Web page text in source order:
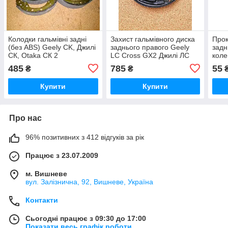
Колодки гальмівні задні
(без ABS) Geely CK, Джилі
СК, Otaka СК 2
485 ₴
Купити
Захист гальмівного диска
заднього правого Geely
LC Cross GX2 Джилі ЛС
785₴
Купити
ЖХ2
55
Про нас
96% позитивних з 412 відгуків за рік
Працює з 23.07.2009
м. Вишневе
вул. Залізнична, 92, Вишневе, Україна
Контакти
Сьогодні працює з 09:30 до 17:00